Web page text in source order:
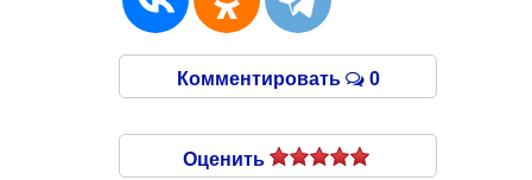
Комментировать 0
Оценить